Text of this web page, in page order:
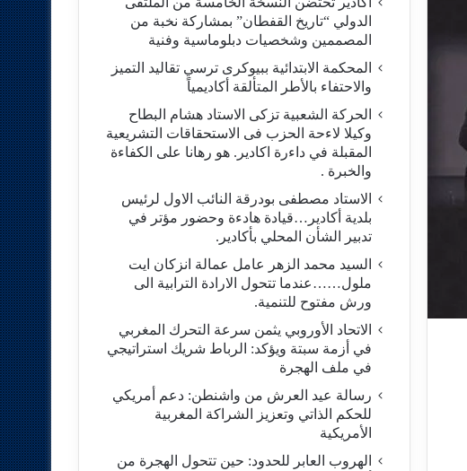
الدولي “تاريخ القفطان” بمشاركة نخبة من
المصممين وشخصيات دبلوماسية وفنية
المحكمة الابتدائية ببيوكرى ترسي تقاليد التميز
والاحتفاء بالأطر المتألقة أكاديمياً
الحركة الشعبية تزكى الاستاد هشام البطاح
وكيلا لاءحة الحزب فى الاستحقاقات التشريعية
المقبلة في داءرة اكادير. هو رهانا على الكفاءة
والخبرة .
الاستاد مصطفى بودرقة النائب الاول لرئيس
بلدية أكادير…قيادة هادءة وحضور مؤتر في
تدبير الشأن المحلي بأكادير.
السيد محمد الزهر عامل عمالة انزكان ايت
ملول……عندما تتحول الارادة الترابية الى
ورش مفتوح للتنمية.
الاتحاد الأوروبي يثمن سرعة التحرك المغربي
في أزمة سبتة ويؤكد: الرباط شريك استراتيجي
في ملف الهجرة
رسالة عيد العرش من واشنطن: دعم أمريكي
للحكم الذاتي وتعزيز الشراكة المغربية
الأمريكية
​الهروب العابر للحدود: حين تتحول الهجرة من